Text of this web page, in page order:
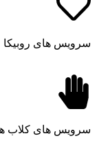
های روبیکا
های کلاب هاوس